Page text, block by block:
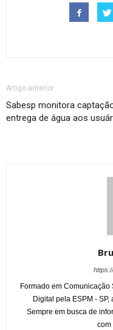
Artigo anterior
Sabesp monitora
entrega de água aos
Formado em
Digital pela ESPM -
Sempre em busca de
com